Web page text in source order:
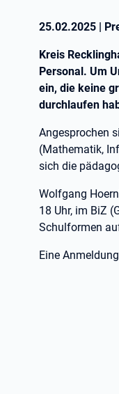
25.02.2025 |
Kreis
Personal. Um
ein, die keine
durchlaufen
Angesprochen
(Mathematik,
sich die
Wolfgang
18 Uhr, im BiZ
Schulformen
Eine